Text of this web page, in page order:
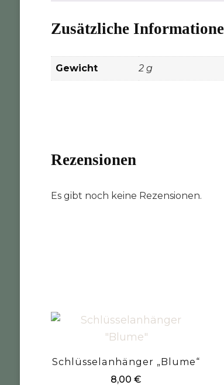
Zusätzliche
Gewicht 2 g
Rezensionen
Es gibt noch keine Rezensionen.
Schlüsselanhänger „Blume“
8,00€